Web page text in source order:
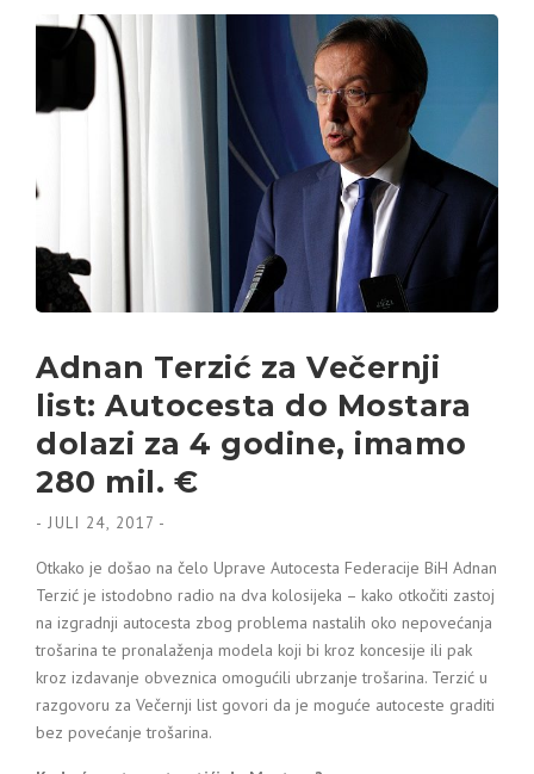
Adnan Terzić za Večernji
list: Autocesta do Mostara
dolazi za 4 godine, imamo
280 mil. €
- JULI 24, 2017 -
Otkako je došao na čelo Uprave Autocesta Federacije BiH Adnan
Terzić je istodobno radio na dva kolosijeka – kako otkočiti zastoj
na izgradnji autocesta zbog problema nastalih oko nepovećanja
trošarina te pronalaženja modela koji bi kroz koncesije ili pak
kroz izdavanje obveznica omogućili ubrzanje trošarina. Terzić u
razgovoru za Večernji list govori da je moguće autoceste graditi
bez povećanje trošarina.